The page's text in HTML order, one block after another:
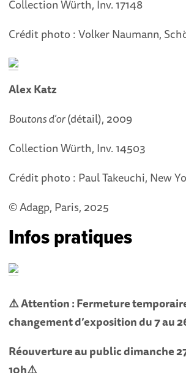
Collection Würth, Inv. 17148
Crédit photo : Volker Naumann,
Alex Katz
Boutons d’or(détail), 2009
Collection Würth, Inv. 14503
Crédit photo : Paul Takeuchi, New
© Adagp, Paris, 2025
Infos pratiques
⚠️Attention : Fermeture
changement d’exposition du 7 au
Réouverture au public dimanche
10h⚠️